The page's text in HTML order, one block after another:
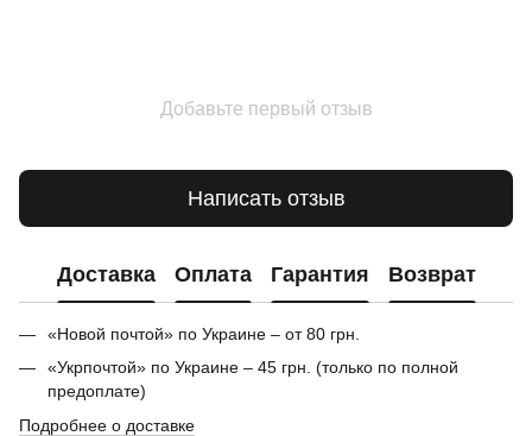
Добавьте первый отзыв
Написать отзыв
Доставка Оплата Гарантия Возврат
«Новой почтой» по Украине – от 80 грн.
«Укрпочтой» по Украине – 45 грн. (только по полной
предоплате)
Подробнее о доставке